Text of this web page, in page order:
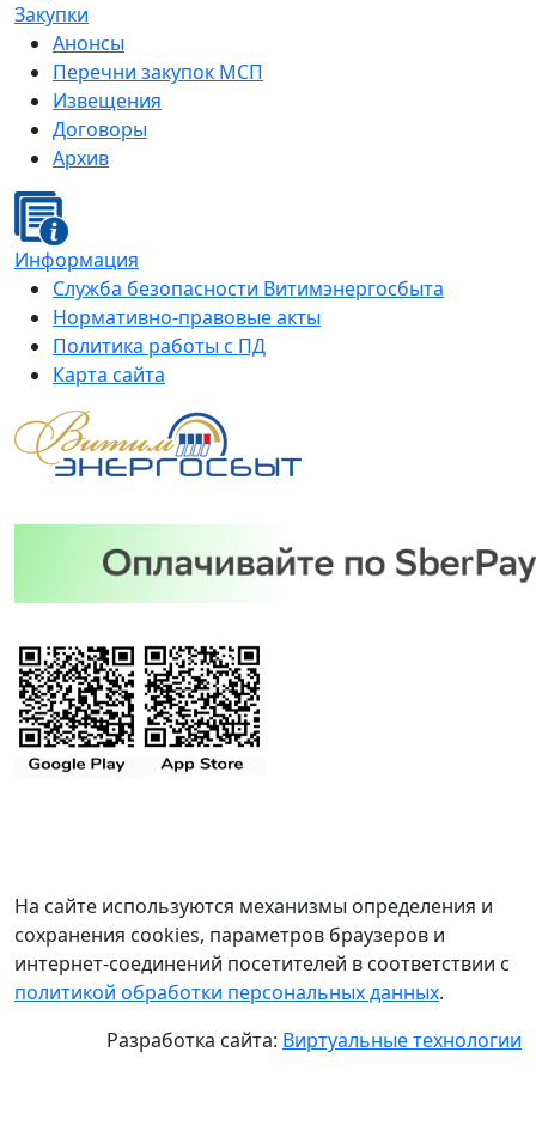
Закупки
Анонсы
Перечни закупок МСП
Извещения
Договоры
Архив
Информация
Служба безопасности Витимэнергосбыта
Нормативно-правовые акты
Политика работы с ПД
Карта сайта
На сайте используются механизмы определения и
сохранения cookies, параметров браузеров и
интернет-соединений посетителей в соответствии с
политикой обработки персональных данных.
Разработка сайта: Виртуальные технологии